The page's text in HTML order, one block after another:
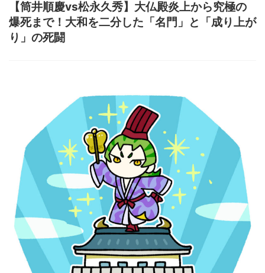
【筒井順慶vs松永久秀】大仏殿炎上から究極の
爆死まで！大和を二分した「名門」と「成り上が
り」の死闘